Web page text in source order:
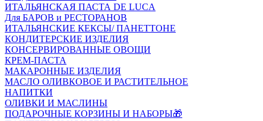
ИТАЛЬЯНСКАЯ ПАСТА DE LUCA
Для БАРОВ и РЕСТОРАНОВ
ИТАЛЬЯНСКИЕ КЕКСЫ/ ПАНЕТТОНЕ
КОНДИТЕРСКИЕ ИЗДЕЛИЯ
КОНСЕРВИРОВАННЫЕ ОВОЩИ
КРЕМ-ПАСТА
МАКАРОННЫЕ ИЗДЕЛИЯ
МАСЛО ОЛИВКОВОЕ И РАСТИТЕЛЬНОЕ
НАПИТКИ
ОЛИВКИ И МАСЛИНЫ
ПОДАРОЧНЫЕ КОРЗИНЫ И НАБОРЫ🎁